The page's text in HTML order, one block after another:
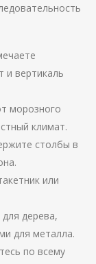
вертикаль
морозного
климат.
столбы в
или
дерева,
для металла.
по всему